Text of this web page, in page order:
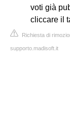
voti già
cliccare il
Richiesta di
supporto.madisoft.it